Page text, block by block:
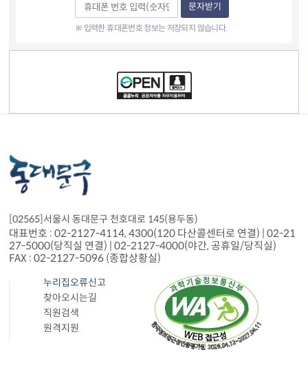
문자받기
※ 입력한 휴대폰번호 정보는 저장되지 않습니다.
[02565]서울시 동대문구 천호대로 145(용두동)
대표번호 : 02-2127-4114, 4300(120 다산콜센터로 연결) | 02-21
27-5000(당직실 연결) | 02-2127-4000(야간, 공휴일/당직실)
FAX : 02-2127-5096 (종합상황실)
누리집오류신고
찾아오시는길
직원검색
원격지원